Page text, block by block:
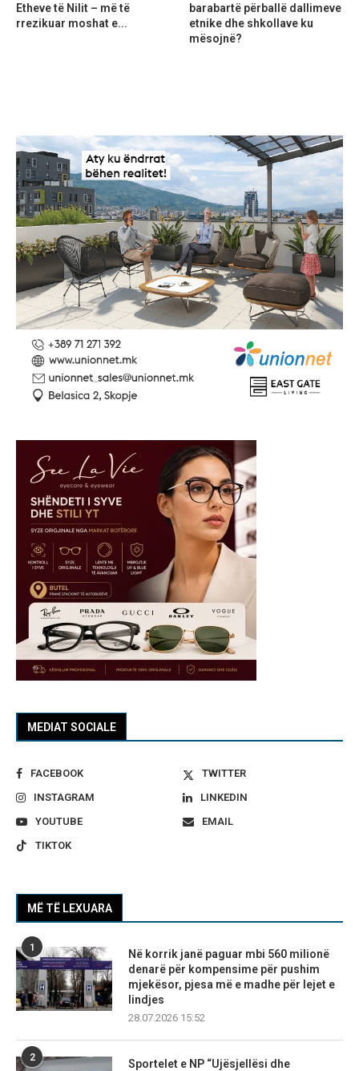
MEDIAT SOCIALE
FACEBOOK
TWITTER
INSTAGRAM
LINKEDIN
YOUTUBE
EMAIL
TIKTOK
MË TË LEXUARA
1
Në korrik janë paguar mbi 560 milionë
denarë për kompensime për pushim
mjekësor, pjesa më e madhe për lejet e
lindjes
28.07.2026 15:52
2
Sportelet e NP “Ujësjellësi dhe
Etheve të Nilit – më të
rrezikuar moshat e...
barabartë përballë dallimeve
etnike dhe shkollave ku
mësojnë?